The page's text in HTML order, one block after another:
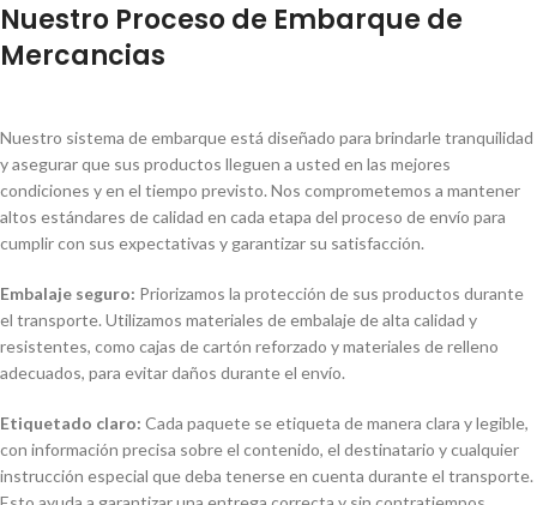
Nuestro Proceso de Embarque de
Mercancias
Nuestro sistema de embarque está diseñado para brindarle tranquilidad
y asegurar que sus productos lleguen a usted en las mejores
condiciones y en el tiempo previsto. Nos comprometemos a mantener
altos estándares de calidad en cada etapa del proceso de envío para
cumplir con sus expectativas y garantizar su satisfacción.
Embalaje seguro: Priorizamos la protección de sus productos durante
el transporte. Utilizamos materiales de embalaje de alta calidad y
resistentes, como cajas de cartón reforzado y materiales de relleno
adecuados, para evitar daños durante el envío.
Etiquetado claro: Cada paquete se etiqueta de manera clara y legible,
con información precisa sobre el contenido, el destinatario y cualquier
instrucción especial que deba tenerse en cuenta durante el transporte.